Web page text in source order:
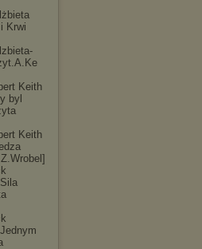
Krwi
zbieta-
Keith
byl
Keith